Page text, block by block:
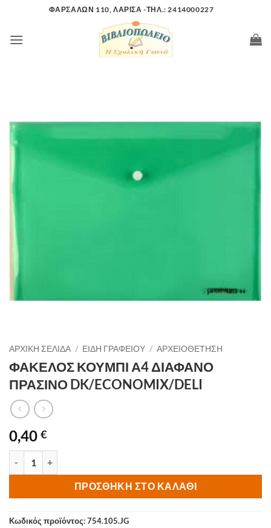
περιεχόμενο
ΦΑΡΣΑΛΩΝ 110, ΛΑΡΙΣΑ -ΤΗΛ.: 2414000227
ΑΡΧΙΚΉ ΣΕΛΊΔΑ / ΕΙΔΗ ΓΡΑΦΕΙΟΥ / ΑΡΧΕΙΟΘΕΤΗΣΗ
ΦΑΚΕΛΟΣ ΚΟΥΜΠΙ Α4 ΔΙΑΦΑΝΟ
ΠΡΑΣΙΝΟ DK/ECONOMIX/DELI
0,40 €
ΠΡΟΣΘΉΚΗ ΣΤΟ ΚΑΛΆΘΙ
Κωδικός προϊόντος:754.105.JG